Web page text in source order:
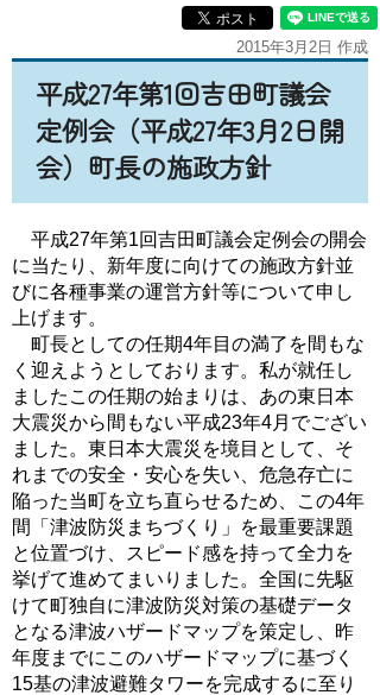
2015年3月2日 作成
平成27年第1回吉田町議会
定例会（平成27年3月2日開
会）町長の施政方針
平成27年第1回吉田町議会定例会の開会
に当たり、新年度に向けての施政方針並
びに各種事業の運営方針等について申し
上げます。
町長としての任期4年目の満了を間もな
く迎えようとしております。私が就任し
ましたこの任期の始まりは、あの東日本
大震災から間もない平成23年4月でござい
ました。東日本大震災を境目として、そ
れまでの安全・安心を失い、危急存亡に
陥った当町を立ち直らせるため、この4年
間「津波防災まちづくり」を最重要課題
と位置づけ、スピード感を持って全力を
挙げて進めてまいりました。全国に先駆
けて町独自に津波防災対策の基礎データ
となる津波ハザードマップを策定し、昨
年度までにこのハザードマップに基づく
15基の津波避難タワーを完成するに至り